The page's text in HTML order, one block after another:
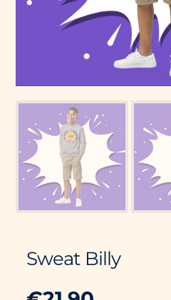
Sweat Billy
Prix
/